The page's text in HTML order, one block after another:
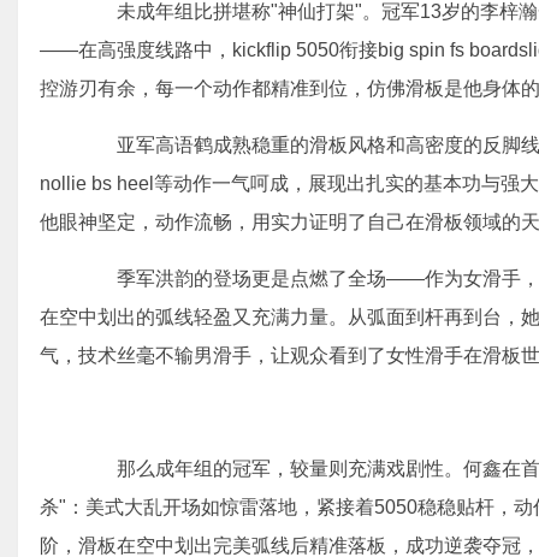
未成年组比拼堪称"神仙打架"。冠军13岁的李梓瀚
——在高强度线路中，kickflip 5050衔接big spin fs
控游刃有余，每一个动作都精准到位，仿佛滑板是他身体
亚军高语鹤成熟稳重的滑板风格和高密度的反脚
nollie bs heel等动作一气呵成，展现出扎实的基本功与强
他眼神坚定，动作流畅，用实力证明了自己在滑板领域的
季军洪韵的登场更是点燃了全场——作为女滑手，
在空中划出的弧线轻盈又充满力量。从弧面到杆再到台，
气，技术丝毫不输男滑手，让观众看到了女性滑手在滑板
那么成年组的冠军，较量则充满戏剧性。何鑫在
杀"：美式大乱开场如惊雷落地，紧接着5050稳稳贴杆，
阶，滑板在空中划出完美弧线后精准落板，成功逆袭夺冠